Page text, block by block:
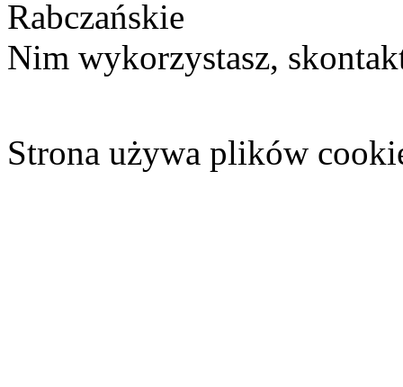
Rabczańskie
Nim wykorzystasz,
Strona używa plików